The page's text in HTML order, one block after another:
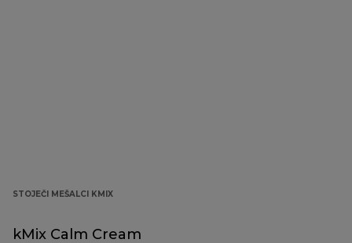
STOJEČI MEŠALCI KMIX
kMix Calm Cream